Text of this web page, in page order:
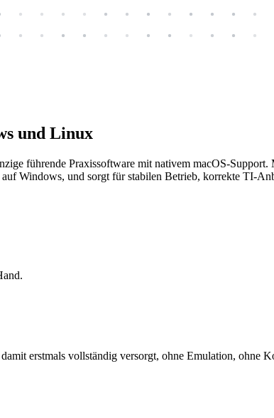
und Linux
führende Praxissoftware mit nativem macOS-
Windows, und sorgt für stabilen Betrieb, korrekte TI-
erstmals vollständig versorgt, ohne Emulation, ohne